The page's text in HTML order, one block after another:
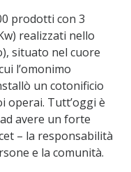
prodotti con 3
realizzati nello
situato nel cuore
l’omonimo
un cotonificio
operai. Tutt’oggi è
avere un forte
– la responsabilità
e la comunità.